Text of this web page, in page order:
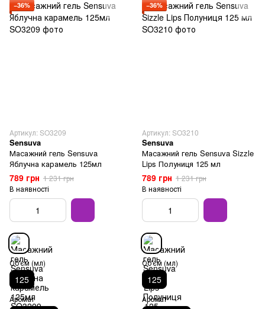
−36%
Артикул: SO3209
Sensuva
Масажний гель Sensuva
Яблучна карамель 125мл
789 грн 1 231 грн
В наявності
Об'єм (мл)
125
Аромат
−36%
Артикул: SO3210
Sensuva
Масажний гель Sensuva Sizzle
Lips Полуниця 125 мл
789 грн 1 231 грн
В наявності
Об'єм (мл)
125
Аромат